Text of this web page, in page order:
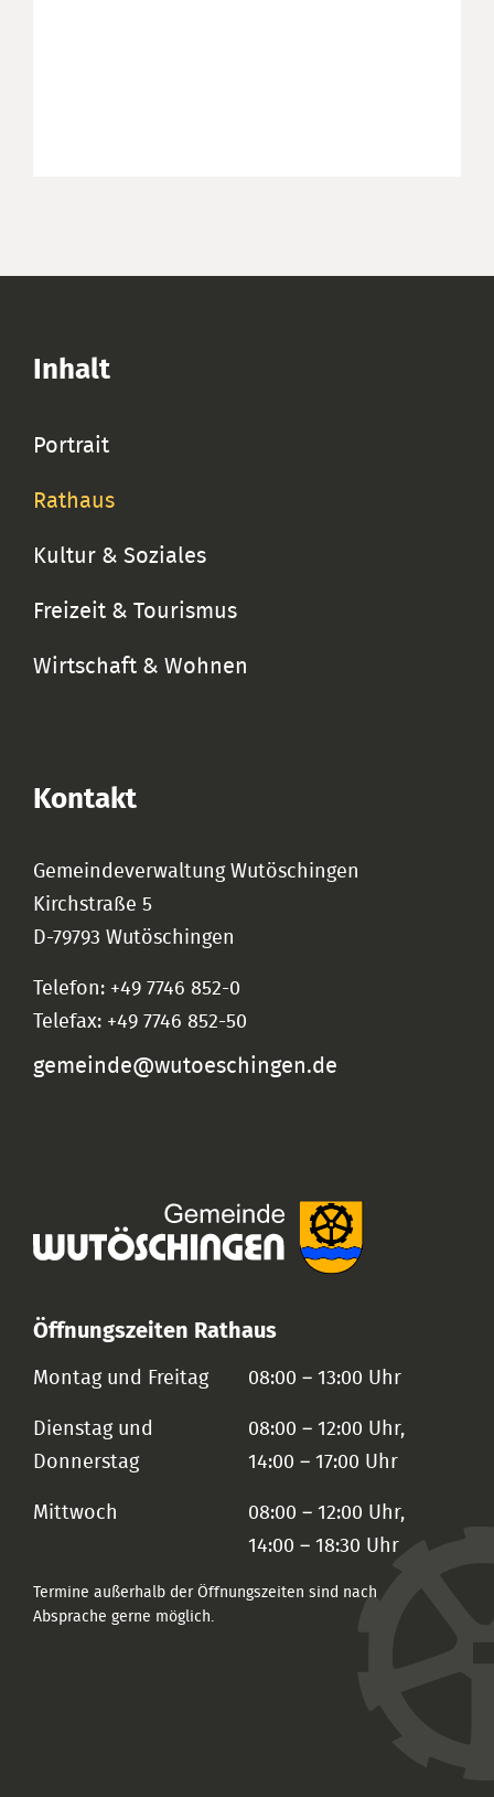
Inhalt
Portrait
Rathaus
Kultur & Soziales
Freizeit & Tourismus
Wirtschaft & Wohnen
Kontakt
Gemeindeverwaltung Wutöschingen
Kirchstraße 5
D-79793 Wutöschingen
Telefon: +49 7746 852-0
Telefax: +49 7746 852-50
gemeinde@wutoeschingen.de
Öffnungszeiten Rathaus
Montag und Freitag 08:00 – 13:00 Uhr
Dienstag und
Donnerstag
08:00 – 12:00 Uhr,
14:00 – 17:00 Uhr
Mittwoch
08:00 – 12:00 Uhr,
14:00 – 18:30 Uhr
Termine außerhalb der Öffnungszeiten sind nach
Absprache gerne möglich.